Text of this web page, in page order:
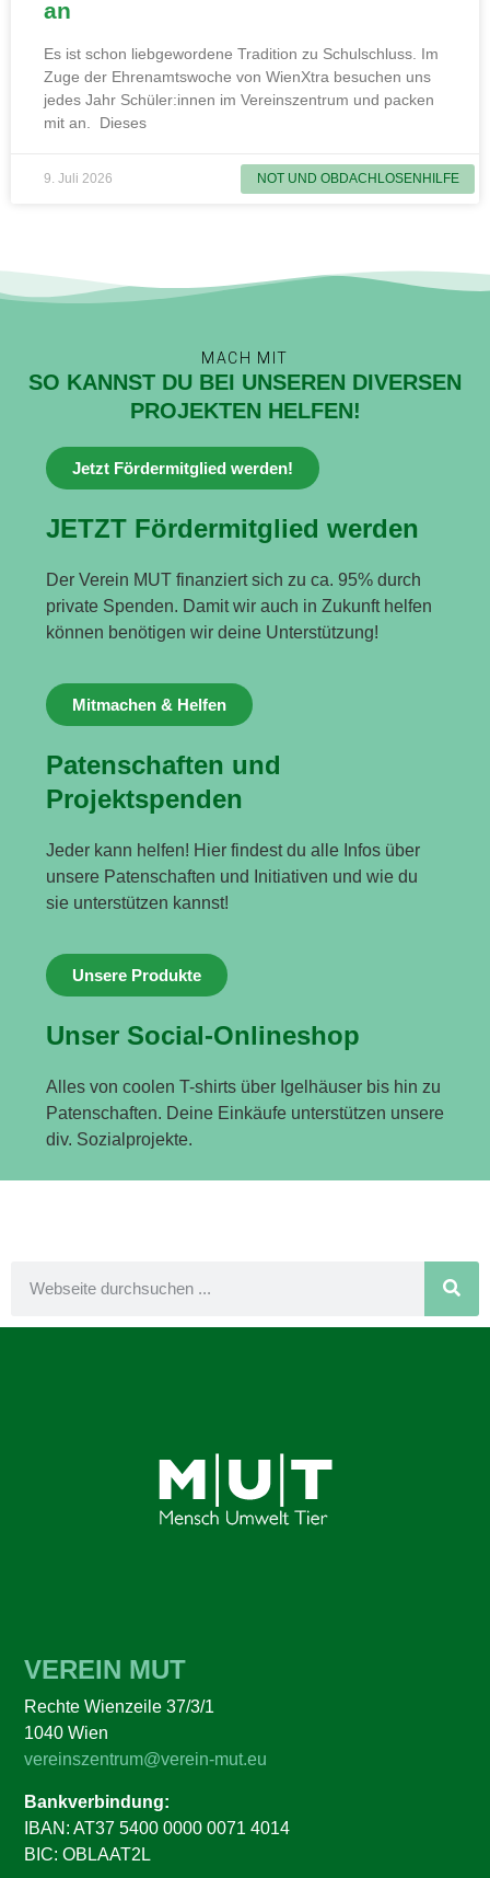
NOT UND OBDACHLOSENHILFE
an
Es ist schon liebgewordene Tradition zu Schulschluss. Im
Zuge der Ehrenamtswoche von WienXtra besuchen uns
jedes Jahr Schüler:innen im Vereinszentrum und packen
mit an. Dieses
9. Juli 2026
MACH MIT
SO KANNST DU BEI UNSEREN DIVERSEN
PROJEKTEN HELFEN!
Jetzt Fördermitglied werden!
JETZT Fördermitglied werden
Der Verein MUT finanziert sich zu ca. 95% durch
private Spenden. Damit wir auch in Zukunft helfen
können benötigen wir deine Unterstützung!
Mitmachen & Helfen
Patenschaften und
Projektspenden
Jeder kann helfen! Hier findest du alle Infos über
unsere Patenschaften und Initiativen und wie du
sie unterstützen kannst!
Unsere Produkte
Unser Social-Onlineshop
Alles von coolen T-shirts über Igelhäuser bis hin zu
Patenschaften. Deine Einkäufe unterstützen unsere
div. Sozialprojekte.
VEREIN MUT
Rechte Wienzeile 37/3/1
1040 Wien
vereinszentrum@verein-mut.eu
Bankverbindung:
IBAN: AT37 5400 0000 0071 4014
BIC: OBLAAT2L